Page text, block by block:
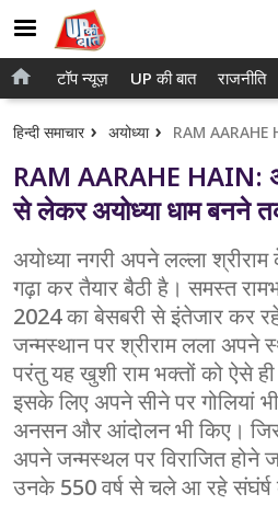
होम
टॉप न्यूज़
UP की बात
क्राइम
शिक्षा
वेब स्टोरी
टॉप न्यूज़ UP की बात राजनीति
हिन्दी समाचार अयोध्या
RAM AARAHE HAIN:
से लेकर अयोध्या धाम बनने
अयोध्या नगरी अपने लल्ला
गढ़ा कर तैयार बैठी है। समस्त
2024 का बेसबरी से इंतेजार कर
जन्मस्थान पर श्रीराम लला अपने
परंतु यह खुशी राम भक्तों को ऐसे ही
इसके लिए अपने सीने पर गोलियां
अनसन और आंदोलन भी किए।
अपने जन्मस्थल पर विराजित होने
उनके 550 वर्ष से चले आ रहे
गाजियाबाद
लखनऊ
वाराणसी
आगरा
अयोध्या
अलीगढ़
मथुरा